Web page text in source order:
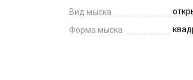
Вид мыска
Форма мыска